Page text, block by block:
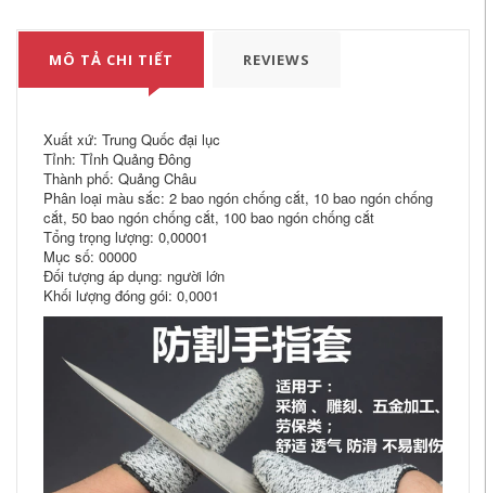
MÔ TẢ CHI TIẾT REVIEWS
Xuất xứ: Trung Quốc đại lục
Tỉnh: Tỉnh Quảng Đông
Thành phố: Quảng Châu
Phân loại màu sắc: 2 bao ngón chống cắt, 10 bao ngón chống
cắt, 50 bao ngón chống cắt, 100 bao ngón chống cắt
Tổng trọng lượng: 0,00001
Mục số: 00000
Đối tượng áp dụng: người lớn
Khối lượng đóng gói: 0,0001